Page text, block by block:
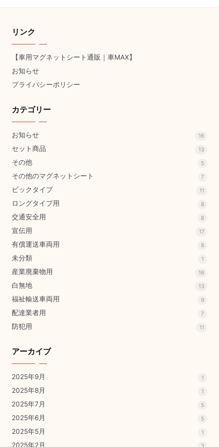
リンク
【車用マグネットシート通販｜車MAX】
お知らせ
プライバシーポリシー
カテゴリー
お知らせ 16
セット商品 13
その他 5
その他のマグネットシート 7
ビックタイプ 11
ロングタイプ用 8
交通安全用 8
宣伝用 17
有償運送車両用 8
未分類 1
産業廃棄物用 16
白無地 13
福祉輸送車両用 9
配達業者用 7
防犯用 11
アーカイブ
2025年9月 1
2025年8月 1
2025年7月 5
2025年6月 5
2025年5月 1
2025年2月